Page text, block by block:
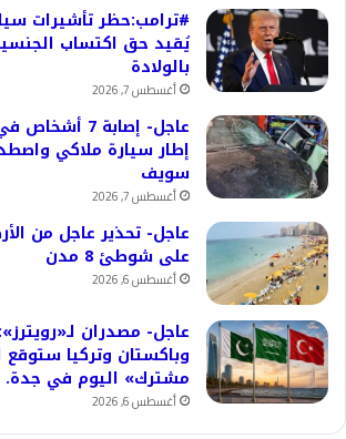
#ترامب:حظر تأشيرات
يُقيد حق اكتساب
بالولادة
أغسطس 7, 2026
عاجل- إصابة 7
إطار سيارة ملاكي
سويف
أغسطس 7, 2026
عاجل- تحذير عاجل من
على شوطئ 8 مدن
أغسطس 6, 2026
عاجل- مصدران
وباكستان وتركيا ستوقع
مشترك» اليوم في جدة.
أغسطس 6, 2026